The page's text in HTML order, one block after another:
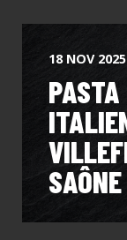
18 NOV 2025
SAÔNE